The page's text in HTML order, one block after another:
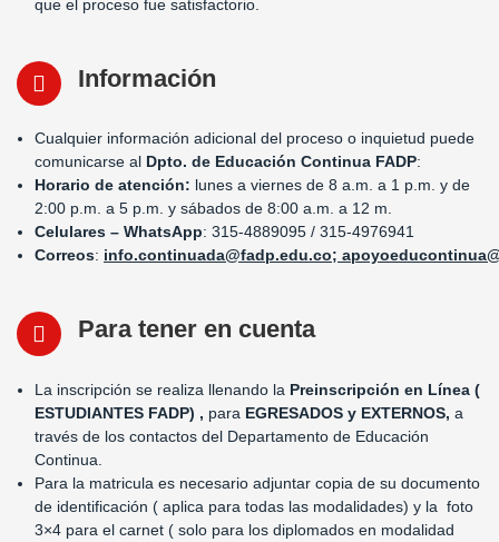
que el proceso fue satisfactorio.
Información
Cualquier información adicional del proceso o inquietud puede
comunicarse al Dpto. de Educación Continua FADP:
Horario de atención: lunes a viernes de 8 a.m. a 1 p.m. y de
2:00 p.m. a 5 p.m. y sábados de 8:00 a.m. a 12 m.
Celulares – WhatsApp: 315-4889095 / 315-4976941
Correos: info.continuada@fadp.edu.co;
Para tener en cuenta
La inscripción se realiza llenando la Preinscripción en Línea (
ESTUDIANTES FADP) , para EGRESADOS y EXTERNOS, a
través de los contactos del Departamento de Educación
Continua.
Para la matricula es necesario adjuntar copia de su documento
de identificación ( aplica para todas las modalidades) y la foto
3×4 para el carnet ( solo para los diplomados en modalidad